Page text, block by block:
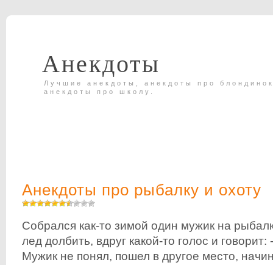
Анекдоты
Лучшие анекдоты, анекдоты про
анекдоты про школу.
Анекдоты про рыбалку и охоту
Собрался как-то зимой один мужик на
лед долбить, вдруг какой-то голос и
Мужик не понял, пошел в другое место,